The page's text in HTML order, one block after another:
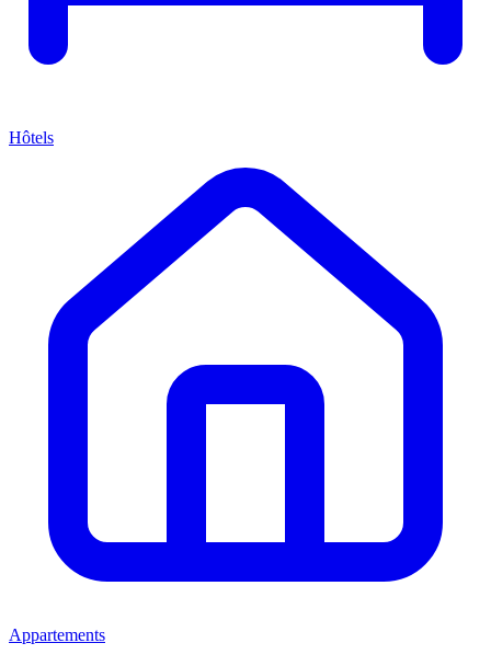
Hôtels
Appartements